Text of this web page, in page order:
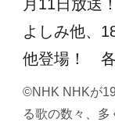
月11日放送
よしみ他、
他登場！ 各
©NHK NHKが
る歌の数々、